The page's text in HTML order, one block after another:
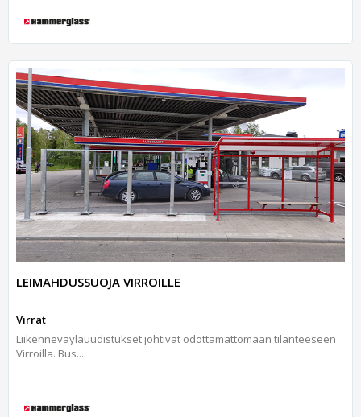
LEIMAHDUSSUOJA VIRROILLE
Virrat
Liikenneväyläuudistukset johtivat odottamattomaan tilanteeseen
Virroilla. Bus...